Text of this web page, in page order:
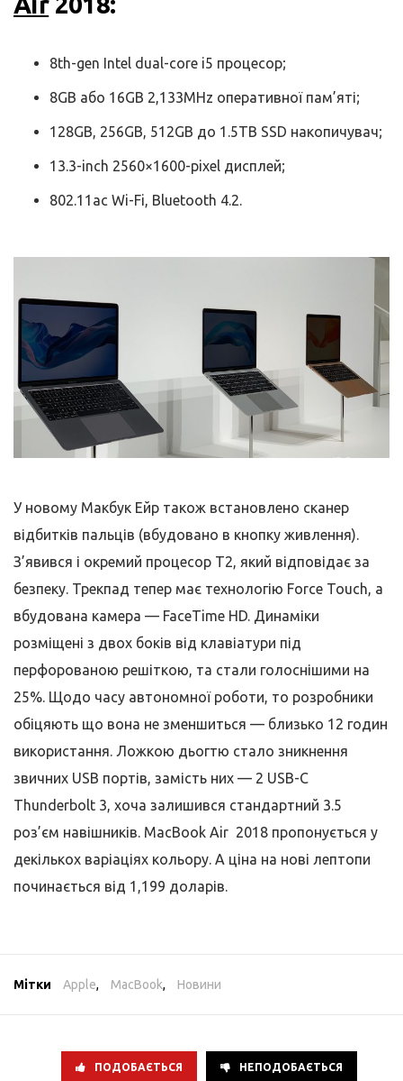
8th-gen Intel dual-core i5 процесор;
8GB або 16GB 2,133MHz оперативної пам’яті;
128GB, 256GB, 512GB до 1.5TB SSD накопичувач;
13.3-inch 2560×1600-pixel дисплей;
802.11ac Wi-Fi, Bluetooth 4.2.
У новому Макбук Ейр також встановлено сканер
відбитків пальців (вбудовано в кнопку живлення).
З’явився і окремий процесор T2, який відповідає за
безпеку. Трекпад тепер має технологію Force Touch, а
вбудована камера — FaceTime HD. Динаміки
розміщені з двох боків від клавіатури під
перфорованою решіткою, та стали голоснішими на
25%. Щодо часу автономної роботи, то розробники
обіцяють що вона не зменшиться — близько 12 годин
використання. Ложкою дьогтю стало зникнення
звичних USB портів, замість них — 2 USB-C
Thunderbolt 3, хоча залишився стандартний 3.5
роз’єм навішників. MacBook Air 2018 пропонується у
декількох варіаціях кольору. А ціна на нові лептопи
починається від 1,199 доларів.
Мітки Apple, MacBook, Новини
ПОДОБАЄТЬСЯ НЕПОДОБАЄТЬСЯ